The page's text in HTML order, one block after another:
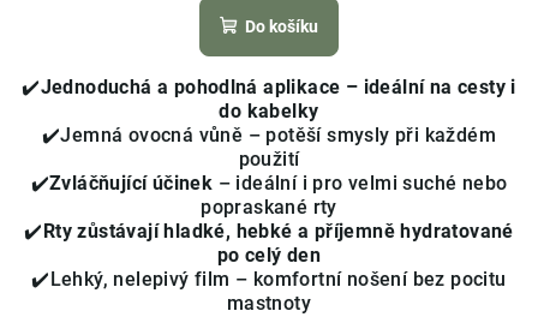
produktu
z
5
hvězdiček.
Do košíku
✔️Jednoduchá a pohodlná aplikace – ideální na cesty i
do kabelky
✔️Jemná ovocná vůně – potěší smysly při každém
použití
✔️Zvláčňující účinek – ideální i pro velmi suché nebo
popraskané rty
✔️ Rty zůstávají hladké, hebké a příjemně hydratované
po celý den
✔️Lehký, nelepivý film – komfortní nošení bez pocitu
mastnoty